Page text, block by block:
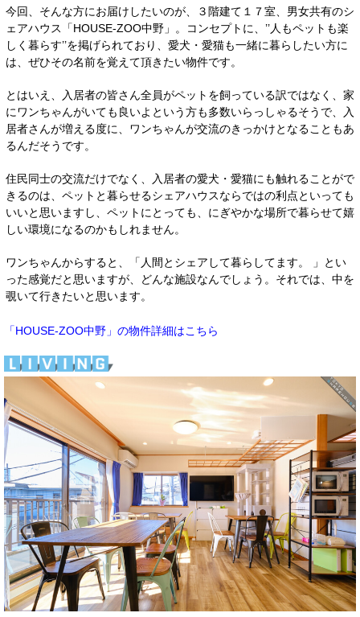
今回、そんな方にお届けしたいのが、３階建て１７室、男女共有のシ
ェアハウス「HOUSE-ZOO中野」。コンセプトに、’’人もペットも楽
しく暮らす’’を掲げられており、愛犬・愛猫も一緒に暮らしたい方に
は、ぜひその名前を覚えて頂きたい物件です。
とはいえ、入居者の皆さん全員がペットを飼っている訳ではなく、家
にワンちゃんがいても良いよという方も多数いらっしゃるそうで、入
居者さんが増える度に、ワンちゃんが交流のきっかけとなることもあ
るんだそうです。
住民同士の交流だけでなく、入居者の愛犬・愛猫にも触れることがで
きるのは、ペットと暮らせるシェアハウスならではの利点といっても
いいと思いますし、ペットにとっても、にぎやかな場所で暮らせて嬉
しい環境になるのかもしれません。
ワンちゃんからすると、「人間とシェアして暮らしてます。 」とい
った感覚だと思いますが、どんな施設なんでしょう。それでは、中を
覗いて行きたいと思います。
「HOUSE-ZOO中野」の物件詳細はこちら